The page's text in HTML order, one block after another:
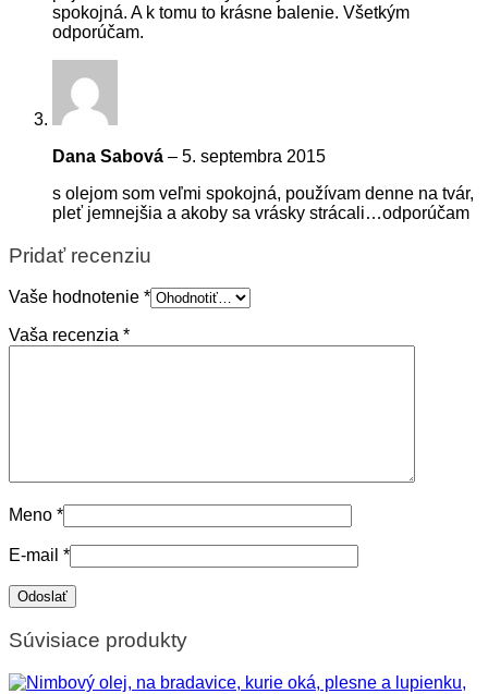
spokojná. A k tomu to krásne balenie. Všetkým
odporúčam.
Dana Sabová – 5. septembra 2015
s olejom som veľmi spokojná, používam denne na tvár,
pleť jemnejšia a akoby sa vrásky strácali…odporúčam
Pridať recenziu
Vaše hodnotenie *
Vaša recenzia *
Meno *
E-mail *
Súvisiace produkty